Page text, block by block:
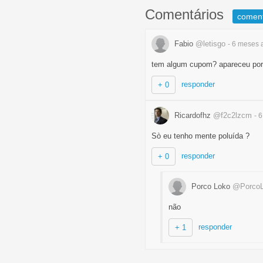
Comentários
Fabio @letisgo - 6 meses
tem algum cupom? apareceu
+ 0 responder
Ricardofhz @f2c2lzcm -
Sò eu tenho mente poluída ?
+ 0 responder
Porco Loko
não
+ 1 responder